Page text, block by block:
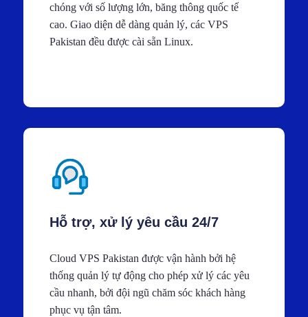
chóng với số lượng lớn, băng thông quốc tế
cao. Giao diện dễ dàng quản lý, các VPS
Pakistan đều được cài sẵn Linux.
Hỗ trợ, xử lý yêu cầu 24/7
Cloud VPS Pakistan được vận hành bởi hệ
thống quản lý tự động cho phép xử lý các yêu
cầu nhanh, bởi đội ngũ chăm sóc khách hàng
phục vụ tận tâm.